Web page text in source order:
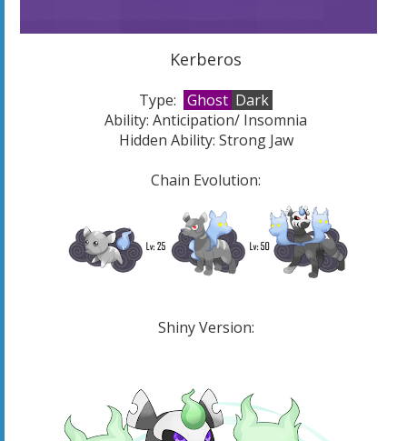
Kerberos
Type: Ghost Dark
Ability: Anticipation/ Insomnia
Hidden Ability: Strong Jaw
Chain Evolution:
Shiny Version: